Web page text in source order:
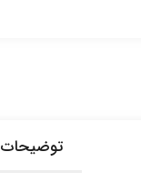
توضیحات